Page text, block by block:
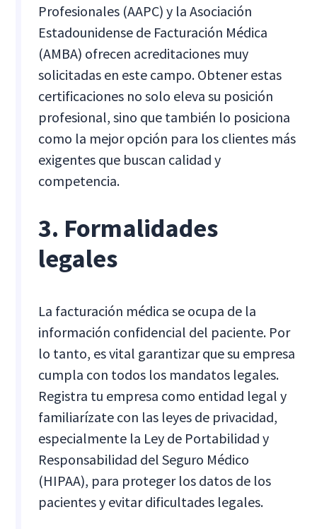
Profesionales (AAPC) y la Asociación
Estadounidense de Facturación Médica
(AMBA) ofrecen acreditaciones muy
solicitadas en este campo. Obtener estas
certificaciones no solo eleva su posición
profesional, sino que también lo posiciona
como la mejor opción para los clientes más
exigentes que buscan calidad y
competencia.
3. Formalidades
legales
La facturación médica se ocupa de la
información confidencial del paciente. Por
lo tanto, es vital garantizar que su empresa
cumpla con todos los mandatos legales.
Registra tu empresa como entidad legal y
familiarízate con las leyes de privacidad,
especialmente la Ley de Portabilidad y
Responsabilidad del Seguro Médico
(HIPAA), para proteger los datos de los
pacientes y evitar dificultades legales.